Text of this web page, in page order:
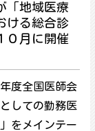
「地域医療
ける総合診
０月に開催
度全国医師会
しての勤務医
をメインテー